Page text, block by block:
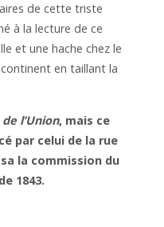
de cette triste
à la lecture de ce
et une hache chez le
en taillant la
de l’Union, mais ce
par celui de la rue
la commission du
1843.